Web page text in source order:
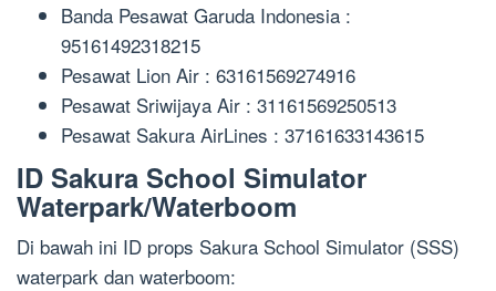
Banda Pesawat Garuda Indonesia :
95161492318215
Pesawat Lion Air : 63161569274916
Pesawat Sriwijaya Air : 31161569250513
Pesawat Sakura AirLines : 37161633143615
ID Sakura School Simulator
Waterpark/Waterboom
Di bawah ini ID props Sakura School Simulator (SSS)
waterpark dan waterboom: